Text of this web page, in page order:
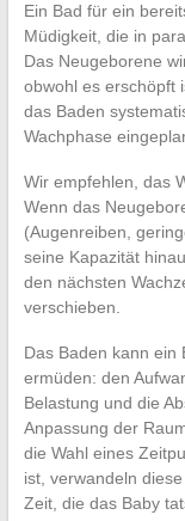
Ein Bad für ein
Müdigkeit, die in
Das Neugeborene
obwohl es erschöpft
das Baden
Wachphase
Wir empfehlen, das
Wenn das
(Augenreiben,
seine Kapazität
den nächsten
verschieben.
Das Baden kann ein
ermüden: den
Belastung und die
Anpassung der
die Wahl eines
ist, verwandeln
Zeit, die das Baby